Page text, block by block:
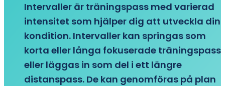
Intervaller är träningspass med varierad
intensitet som hjälper dig att utveckla din
kondition. Intervaller kan springas som
korta eller långa fokuserade träningspass
eller läggas in som del i ett längre
distanspass. De kan genomföras på plan